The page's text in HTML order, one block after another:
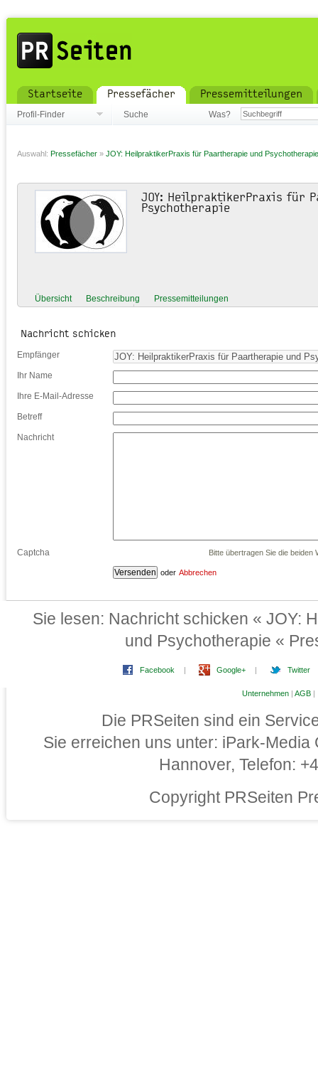
Startseite Pressefächer Pressemitteilungen
Profil-Finder Suche Was?
Auswahl: Pressefächer » JOY: HeilpraktikerPraxis für Paartherapie und Psychotherapie
JOY: HeilpraktikerPraxis für
Psychotherapie
Übersicht Beschreibung Pressemitteilungen
Nachricht schicken
Empfänger
Ihr Name
Ihre E-Mail-Adresse
Betreff
Nachricht
Captcha Bitte übertragen Sie die beiden
oder Abbrechen
Sie lesen: Nachricht schicken « JOY:
und Psychotherapie «
Facebook | Google+ | Twitter
Unternehmen | AGB |
Die PRSeiten sind ein
Sie erreichen uns unter: iPark-
Hannover, Telefon:
Copyright PRSeiten